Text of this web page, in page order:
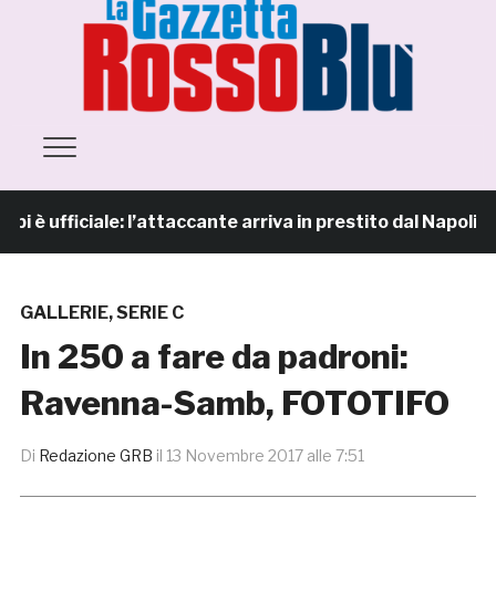
ufficiale: l’attaccante arriva in prestito dal Napoli
GALLERIE,SERIE C
In 250 a fare da padroni:
Ravenna-Samb, FOTOTIFO
Di Redazione GRB il 13 Novembre 2017 alle 7:51